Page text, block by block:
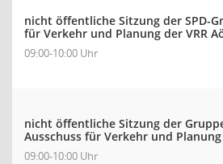
nicht öffentliche Sitzung der SPD-
für Verkehr und Planung der VRR
09:00-10:00 Uhr
nicht öffentliche Sitzung der
Ausschuss für Verkehr und Planung
09:00-10:00 Uhr